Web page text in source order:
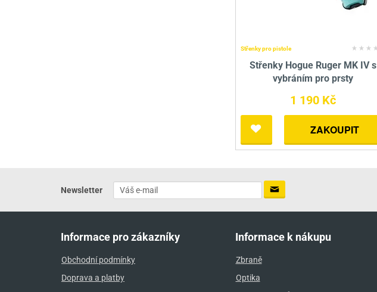
Střenky pro pistole
Střenky Hogue Ruger MK IV s
vybráním pro prsty
1 190 Kč
ZAKOUPIT
Newsletter
Informace pro zákazníky
Obchodní podmínky
Doprava a platby
Informace k nákupu
Zbraně
Optika